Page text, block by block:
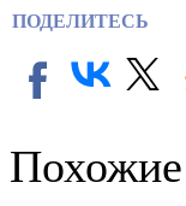
ПОДЕЛИТЕСЬ